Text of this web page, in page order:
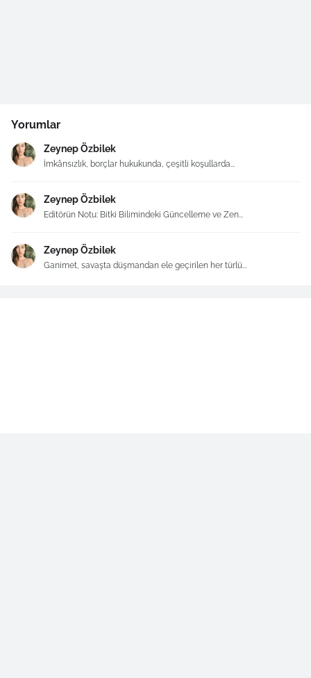
Yorumlar
Zeynep Özbilek
İmkânsızlık, borçlar hukukunda, çeşitli koşullarda...
Zeynep Özbilek
Editörün Notu: Bitki Bilimindeki Güncelleme ve Zen...
Zeynep Özbilek
Ganimet, savaşta düşmandan ele geçirilen her türlü...